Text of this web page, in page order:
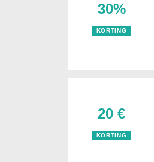
30%
KORTING
20 €
KORTING